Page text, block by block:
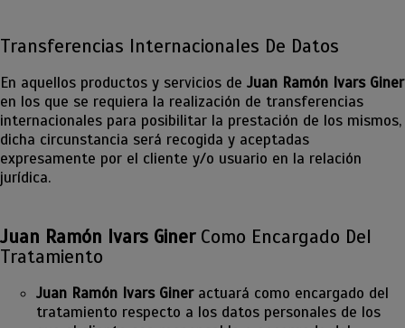
Transferencias Internacionales De Datos
En aquellos productos y servicios de Juan Ramón Ivars Giner
en los que se requiera la realización de transferencias
internacionales para posibilitar la prestación de los mismos,
dicha circunstancia será recogida y aceptadas
expresamente por el cliente y/o usuario en la relación
jurídica.
Juan Ramón Ivars GinerComo Encargado Del
Tratamiento
Juan Ramón Ivars Gineractuará como encargado del
tratamiento respecto a los datos personales de los